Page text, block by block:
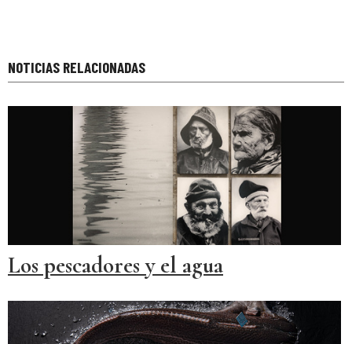
NOTICIAS RELACIONADAS
Los pescadores y el agua